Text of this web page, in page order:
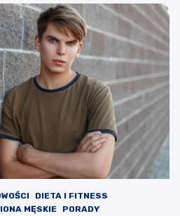
DIETA I FITNESS
MĘSKIE
PORADY